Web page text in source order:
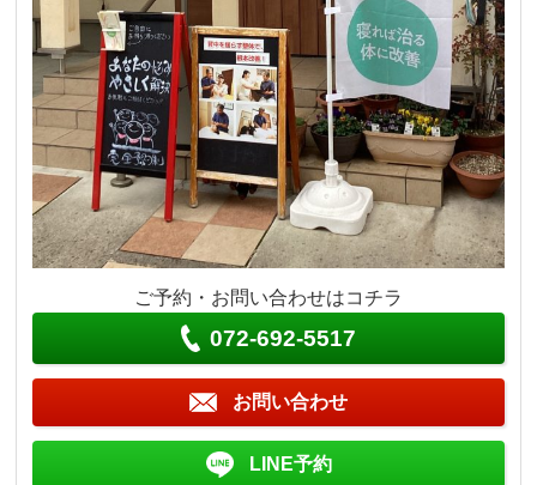
ご予約・お問い合わせはコチラ
072-692-5517
お問い合わせ
LINE予約